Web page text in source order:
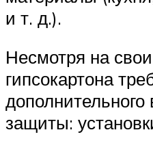
и т. д.).
Несмотря на
гипсокартона
защиты: